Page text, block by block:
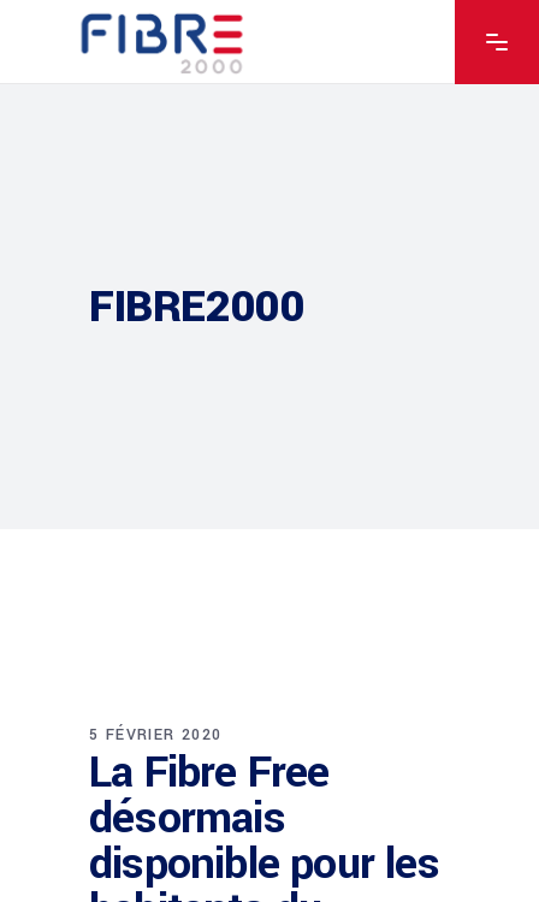
FIBRE2000
5 FÉVRIER 2020
La Fibre Free
désormais
disponible pour les